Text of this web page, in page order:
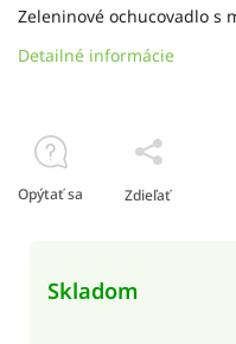
Skladom
Zeleninové ochucovadlo s
Detailné informácie
Opýtať sa Zdieľať